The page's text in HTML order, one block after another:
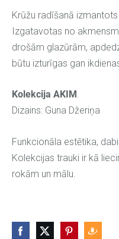
Krūžu radīšanā
Izgatavotas no
drošām glazūrām,
būtu izturīgas gan
Kolekcija AKIM .
Dizains: Guna Džeriņa
Funkcionāla estētika,
Kolekcijas trauki ir kā
rokām un mālu.